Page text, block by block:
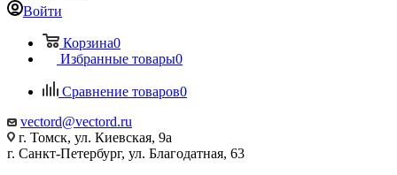
Войти
Корзина0
Избранные товары0
Сравнение товаров0
vectord@vectord.ru
г. Томск, ул. Киевская, 9а
г. Санкт-Петербург, ул. Благодатная, 63